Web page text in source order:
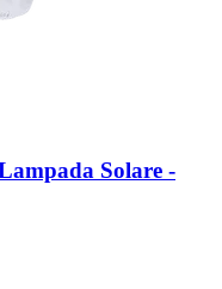
Solare -​